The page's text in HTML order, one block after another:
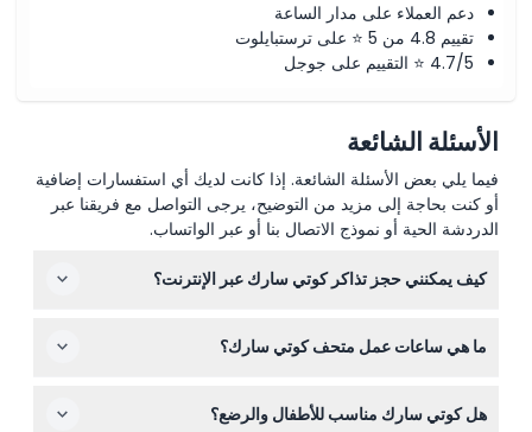
دعم العملاء على مدار الساعة
تقييم 4.8 من 5 ⭐ على ترستبايلوت
4.7/5 ⭐ التقييم على جوجل
الأسئلة الشائعة
فيما يلي بعض الأسئلة الشائعة. إذا كانت لديك أي استفسارات إضافية
أو كنت بحاجة إلى مزيد من التوضيح، يرجى التواصل مع فريقنا عبر
الدردشة الحية أو نموذج الاتصال بنا أو عبر الواتساب.
كيف يمكنني حجز تذاكر كوتي سارك عبر الإنترنت؟
هنا على هذا الموقع. فقط اختر التاريخ المفضل لديك وعدد
ما هي ساعات عمل متحف كوتي سارك؟
مساءً، مع آخر دخول في الساعة 4:15 مساءً (قد يتغير — يرجىهل كوتي سارك مناسب للأطفال والرضع؟